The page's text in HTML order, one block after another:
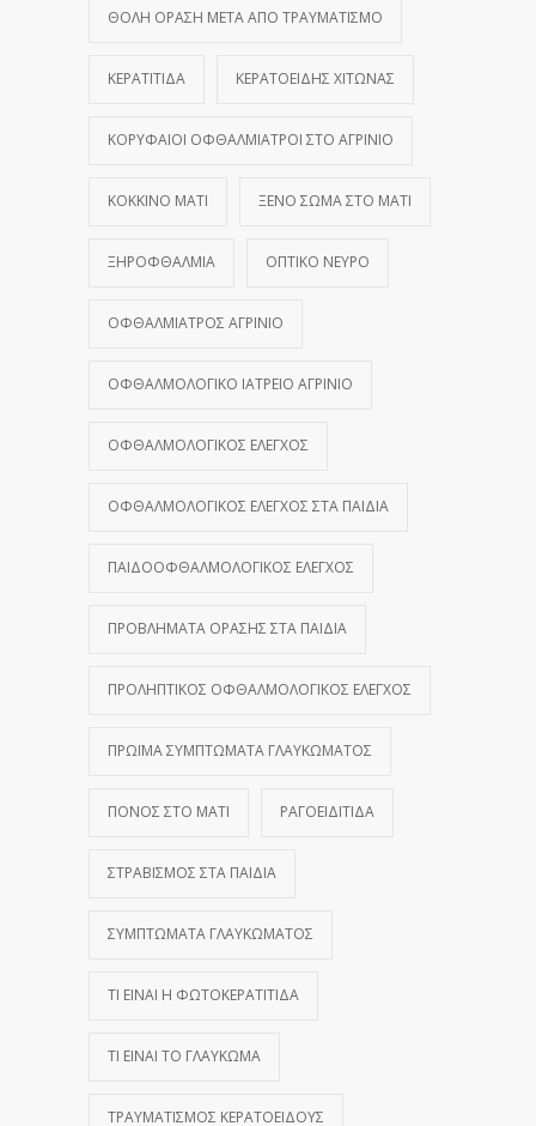
ΘΟΛΉ ΌΡΑΣΗ ΜΕΤΆ ΑΠΌ ΤΡΑΥΜΑΤΙΣΜΌ
ΚΕΡΑΤΊΤΙΔΑ ΚΕΡΑΤΟΕΙΔΉΣ ΧΙΤΏΝΑΣ
ΚΟΡΥΦΑΊΟΙ ΟΦΘΑΛΜΊΑΤΡΟΙ ΣΤΟ ΑΓΡΊΝΙΟ
ΚΌΚΚΙΝΟ ΜΆΤΙ ΞΈΝΟ ΣΏΜΑ ΣΤΟ ΜΆΤΙ
ΞΗΡΟΦΘΑΛΜΊΑ ΟΠΤΙΚΌ ΝΕΎΡΟ
ΟΦΘΑΛΜΊΑΤΡΟΣ ΑΓΡΊΝΙΟ
ΟΦΘΑΛΜΟΛΟΓΙΚΌ ΙΑΤΡΕΊΟ ΑΓΡΊΝΙΟ
ΟΦΘΑΛΜΟΛΟΓΙΚΌΣ ΈΛΕΓΧΟΣ
ΟΦΘΑΛΜΟΛΟΓΙΚΌΣ ΈΛΕΓΧΟΣ ΣΤΑ ΠΑΙΔΙΆ
ΠΑΙΔΟΟΦΘΑΛΜΟΛΟΓΙΚΌΣ ΈΛΕΓΧΟΣ
ΠΡΟΒΛΉΜΑΤΑ ΌΡΑΣΗΣ ΣΤΑ ΠΑΙΔΙΆ
ΠΡΟΛΗΠΤΙΚΌΣ ΟΦΘΑΛΜΟΛΟΓΙΚΌΣ ΈΛΕΓΧΟΣ
ΠΡΏΙΜΑ ΣΥΜΠΤΏΜΑΤΑ ΓΛΑΥΚΏΜΑΤΟΣ
ΠΌΝΟΣ ΣΤΟ ΜΆΤΙ ΡΑΓΟΕΙΔΊΤΙΔΑ
ΣΤΡΑΒΙΣΜΌΣ ΣΤΑ ΠΑΙΔΙΆ
ΣΥΜΠΤΏΜΑΤΑ ΓΛΑΥΚΏΜΑΤΟΣ
ΤΙ ΕΊΝΑΙ Η ΦΩΤΟΚΕΡΑΤΊΤΙΔΑ
ΤΙ ΕΊΝΑΙ ΤΟ ΓΛΑΎΚΩΜΑ
ΤΡΑΥΜΑΤΙΣΜΌΣ ΚΕΡΑΤΟΕΙΔΟΎΣ